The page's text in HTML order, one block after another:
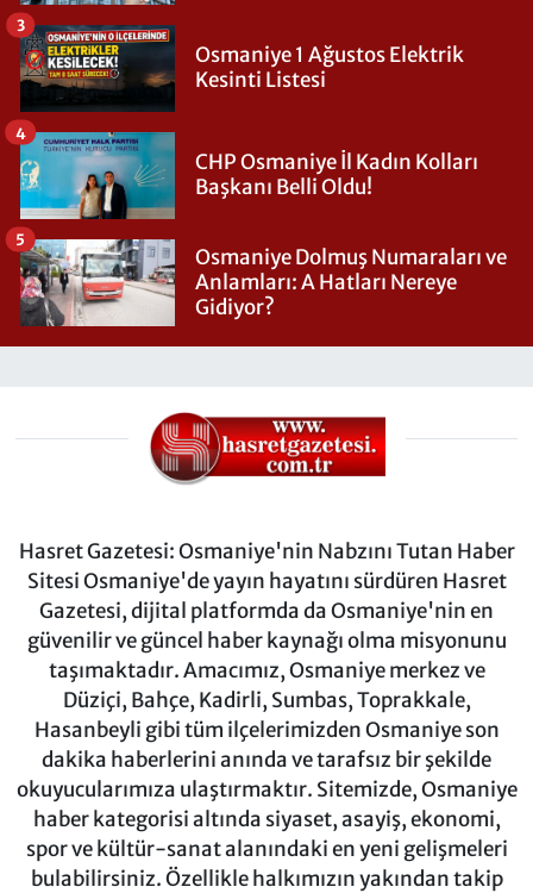
Osmaniye 1 Ağustos Elektrik
Kesinti Listesi
3
CHP Osmaniye İl Kadın Kolları
Başkanı Belli Oldu!
4
Osmaniye Dolmuş Numaraları ve
Anlamları: A Hatları Nereye
Gidiyor?
5
Hasret Gazetesi: Osmaniye'nin Nabzını Tutan Haber
Sitesi Osmaniye'de yayın hayatını sürdüren Hasret
Gazetesi, dijital platformda da Osmaniye'nin en
güvenilir ve güncel haber kaynağı olma misyonunu
taşımaktadır. Amacımız, Osmaniye merkez ve
Düziçi, Bahçe, Kadirli, Sumbas, Toprakkale,
Hasanbeyli gibi tüm ilçelerimizden Osmaniye son
dakika haberlerini anında ve tarafsız bir şekilde
okuyucularımıza ulaştırmaktır. Sitemizde, Osmaniye
haber kategorisi altında siyaset, asayiş, ekonomi,
spor ve kültür-sanat alanındaki en yeni gelişmeleri
bulabilirsiniz. Özellikle halkımızın yakından takip